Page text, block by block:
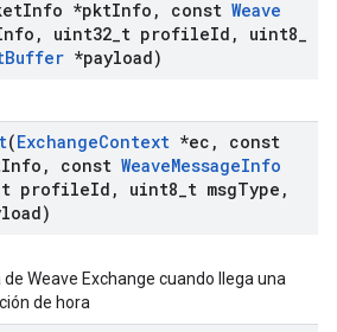
Info *pktInfo , const Weave
, uint32 t profileId , uint8
Buffer *payload)
(ExchangeContext *ec ,
const
Info , const WeaveMessageInfo
t profileId , uint8 t msgType ,
Weave Exchange cuando llega una
de hora